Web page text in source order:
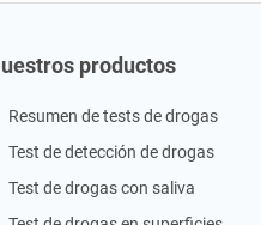
productos
Resumen de tests de drogas
Test de detección de drogas
Test de drogas con saliva